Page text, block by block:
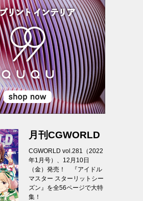
月刊CGWORLD
CGWORLD vol.281（2022
年1月号）、12月10日
（金）発売！ 『アイドル
マスター スターリットシー
ズン』を全56ページで大特
集！